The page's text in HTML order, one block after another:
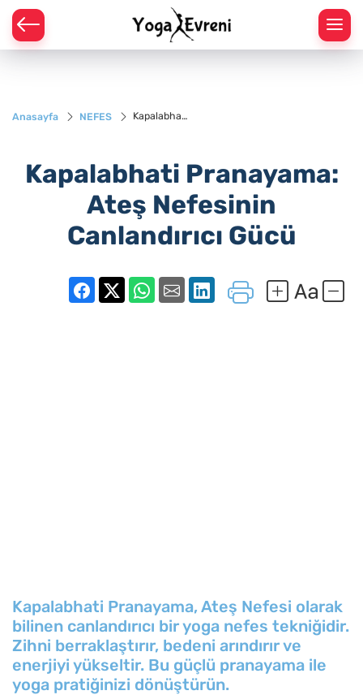
YOGA POZLARI
YOGA POZLARI
YOGA POZLARI
Anasayfa NEFES
Kapalabhati
Canlandırıcı
Gücü
Kapalabhati Pranayama:
Ateş Nefesinin
Canlandırıcı Gücü
Kapalabhati Pranayama, Ateş Nefesi olarak
bilinen canlandırıcı bir yoga nefes tekniğidir.
Zihni berraklaştırır, bedeni arındırır ve
enerjiyi yükseltir. Bu güçlü pranayama ile
yoga pratiğinizi dönüştürün.